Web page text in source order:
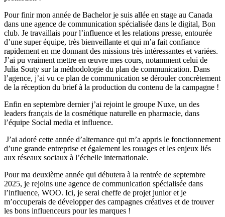
Pour finir mon année de Bachelor je suis allée en stage au Canada
dans une agence de communication spécialisée dans le digital, Bon
club. Je travaillais pour l’influence et les relations presse, entourée
d’une super équipe, très bienveillante et qui m’a fait confiance
rapidement en me donnant des missions très intéressantes et variées.
J’ai pu vraiment mettre en œuvre mes cours, notamment celui de
Julia Souty sur la méthodologie du plan de communication. Dans
l’agence, j’ai vu ce plan de communication se dérouler concrètement
de la réception du brief à la production du contenu de la campagne !
Enfin en septembre dernier j’ai rejoint le groupe Nuxe, un des
leaders français de la cosmétique naturelle en pharmacie, dans
l’équipe Social media et influence.
J’ai adoré cette année d’alternance qui m’a appris le fonctionnement
d’une grande entreprise et également les rouages et les enjeux liés
aux réseaux sociaux à l’échelle internationale.
Pour ma deuxième année qui débutera à la rentrée de septembre
2025, je rejoins une agence de communication spécialisée dans
l’influence, WOO. Ici, je serai cheffe de projet junior et je
m’occuperais de développer des campagnes créatives et de trouver
les bons influenceurs pour les marques !